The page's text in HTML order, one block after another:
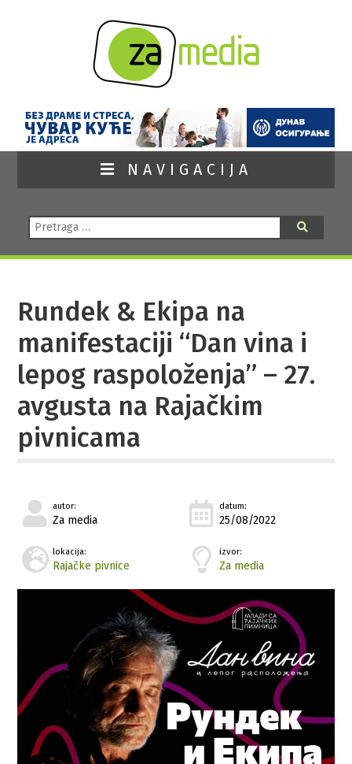
NAVIGACIJA
Pretraga:
Rundek & Ekipa na
manifestaciji “Dan vina i
lepog raspoloženja” – 27.
avgusta na Rajačkim
pivnicama
autor:
Za media
datum:
25/08/2022
lokacija:
Rajačke pivnice
izvor:
Za media